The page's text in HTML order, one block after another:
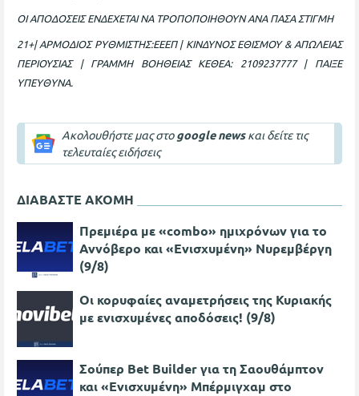
ΟΙ ΑΠΟΔΟΣΕΙΣ ΕΝΔΕΧΕΤΑΙ ΝΑ ΤΡΟΠΟΠΟΙΗΘΟΥΝ ΑΝΑ ΠΑΣΑ ΣΤΙΓΜΗ
21+| ΑΡΜΟΔΙΟΣ ΡΥΘΜΙΣΤΗΣ:ΕΕΕΠ | ΚΙΝΔΥΝΟΣ ΕΘΙΣΜΟΥ & ΑΠΩΛΕΙΑΣ
ΠΕΡΙΟΥΣΙΑΣ | ΓΡΑΜΜΗ ΒΟΗΘΕΙΑΣ ΚΕΘΕΑ: 2109237777 | ΠΑΙΞΕ
ΥΠΕΥΘΥΝΑ.
Ακολουθήστε μας στοgoogle newsκαι δείτε τις
τελευταίες ειδήσεις
ΔΙΑΒΑΣΤΕ ΑΚΟΜΗ
Πρεμιέρα με «combo» ημιχρόνων για το
Αννόβερο και «Ενισχυμένη» Νυρεμβέργη
(9/8)
Oι κορυφαίες αναμετρήσεις της Κυριακής
με ενισχυμένες αποδόσεις! (9/8)
Σούπερ Bet Builder για τη Σαουθάμπτον
και «Ενισχυμένη» Μπέρμιγχαμ στο